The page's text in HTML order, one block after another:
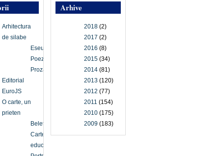
Arhive
2018 (2)
2017 (2)
2016 (8)
2015 (34)
2014 (81)
2013 (120)
2012 (77)
2011 (154)
2010 (175)
2009 (183)
Arhitectura
de silabe
Eseu
Poezie
Proză
Editorial
EuroJS
O carte, un
prieten
Beletristică
Carte
educațională